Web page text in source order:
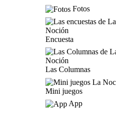
Fotos
Encuesta
Las Columnas
Mini juegos
App